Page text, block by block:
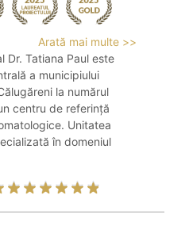
Arată mai multe >>
Dr. Tatiana Paul este
a municipiului
la numărul
centru de referință
Unitatea
în domeniul